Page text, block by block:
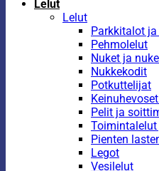
Lelut
Lelut
Parkkitalot
Pehmolelut
Nuket ja
Nukkekodit
Potkuttelijat
Pelit ja
Pienten
Legot
Vesilelut